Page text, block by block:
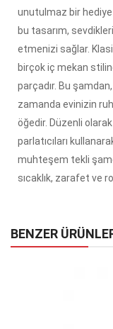
unutulmaz bir hediye
bu tasarım,
etmenizi sağlar.
birçok iç mekan
parçadır. Bu şamdan,
zamanda evinizin
öğedir. Düzenli
parlatıcıları
muhteşem tekli
sıcaklık, zarafet ve
BENZER